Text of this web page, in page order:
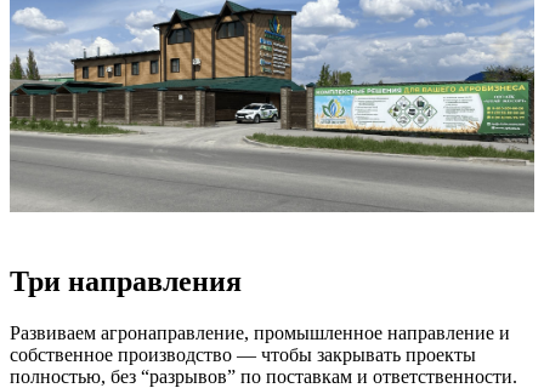
Три направления
Развиваем агронаправление, промышленное направление и
собственное производство — чтобы закрывать проекты
полностью, без “разрывов” по поставкам и ответственности.